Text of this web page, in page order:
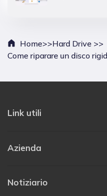
Home>>Hard Drive >>
Come riparare un disco
Link utili
Azienda
Notiziario